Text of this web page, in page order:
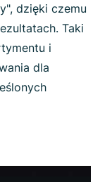
dzięki czemu
Taki
i
dla